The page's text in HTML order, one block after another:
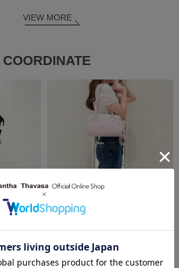
VIEW MORE
COORDINATE
2026.08.07